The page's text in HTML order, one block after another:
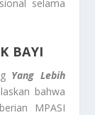
selama
BAYI
Yang Lebih
bahwa
MPASI